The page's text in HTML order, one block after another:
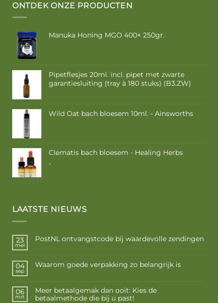
ONTDEK ONZE PRODUCTEN
Manuka Honing MGO 400+ 250gr.
Pipetflesjes 20ml. incl. pipet met zwarte
garantiesluiting (tray à 180 stuks) (B3.ZW)
Wild Oat bach bloesem 10ml. - Ainsworths
Clematis bach bloesem - Healing Herbs
-Prijsklasse:
LAATSTE NIEUWS
23
mei
PostNL ontvangstcode bij waardevolle zendingen
04
sep
Waarom goede verpakking zo belangrijk is
06
mrt
Meer betaalgemak dan ooit: Kies de
betaalmethode die bij u past!